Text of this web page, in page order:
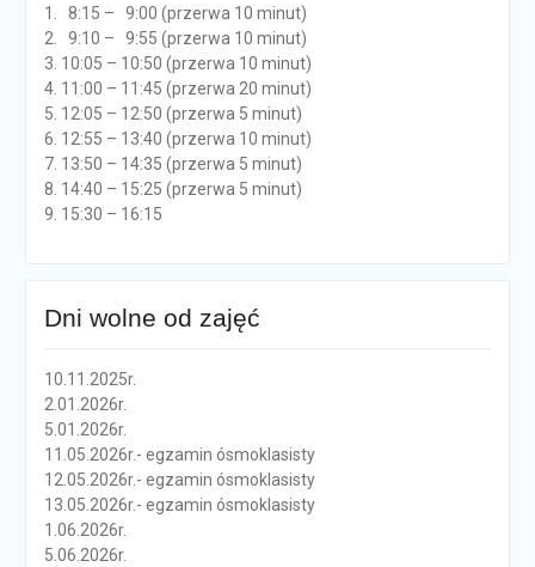
1. 8:15 – 9:00 (przerwa 10 minut)
2. 9:10 – 9:55 (przerwa 10 minut)
3. 10:05 – 10:50 (przerwa 10 minut)
4. 11:00 – 11:45 (przerwa 20 minut)
5. 12:05 – 12:50 (przerwa 5 minut)
6. 12:55 – 13:40 (przerwa 10 minut)
7. 13:50 – 14:35 (przerwa 5 minut)
8. 14:40 – 15:25 (przerwa 5 minut)
9. 15:30 – 16:15
Dni wolne od zajęć
10.11.2025r.
2.01.2026r.
5.01.2026r.
11.05.2026r.- egzamin ósmoklasisty
12.05.2026r.- egzamin ósmoklasisty
13.05.2026r.- egzamin ósmoklasisty
1.06.2026r.
5.06.2026r.